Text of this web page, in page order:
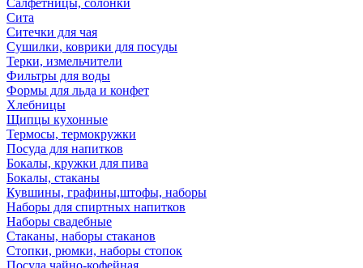
Салфетницы, солонки
Сита
Ситечки для чая
Сушилки, коврики для посуды
Терки, измельчители
Фильтры для воды
Формы для льда и конфет
Хлебницы
Щипцы кухонные
Термосы, термокружки
Посуда для напитков
Бокалы, кружки для пива
Бокалы, стаканы
Кувшины, графины,штофы, наборы
Наборы для спиртных напитков
Наборы свадебные
Стаканы, наборы стаканов
Стопки, рюмки, наборы стопок
Посуда чайно-кофейная